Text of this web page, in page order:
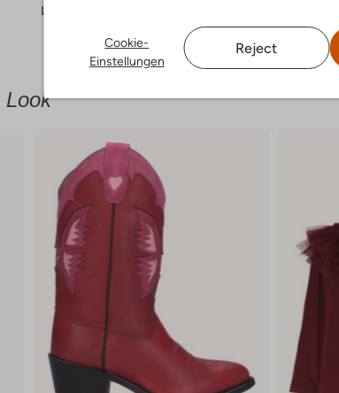
Cookie-
Einstellungen
Reject
Länge:
Look